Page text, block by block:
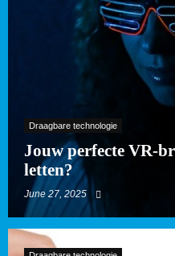
Draagbare technologie
Jouw perfecte VR-
letten?
June 27, 2025